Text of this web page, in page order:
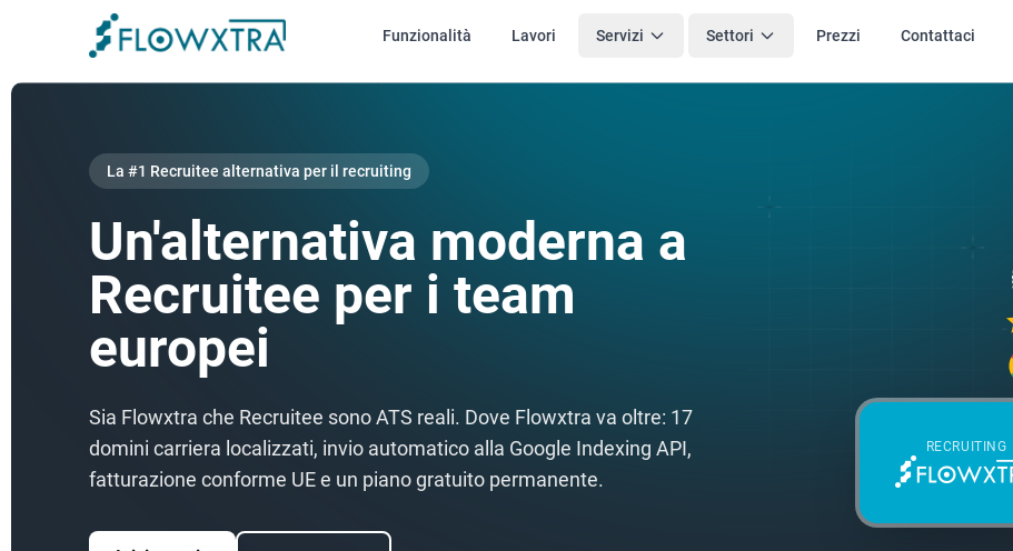
Funzionalità Lavori Servizi Settori Prezzi Contattaci
La #1 Recruitee alternativa per il recruiting
Un'alternativa moderna a
Recruitee per i team
europei
Sia Flowxtra che Recruitee sono ATS reali. Dove Flowxtra va oltre: 17
domini carriera localizzati, invio automatico alla Google Indexing API,
fatturazione conforme UE e un piano gratuito permanente.
RECRUITING